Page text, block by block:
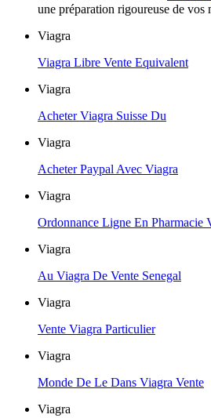
une préparation rigoureuse de vos
Viagra
Viagra Libre Vente Equivalent
Viagra
Acheter Viagra Suisse Du
Viagra
Acheter Paypal Avec Viagra
Viagra
Ordonnance Ligne En Pharmacie
Viagra
Au Viagra De Vente Senegal
Viagra
Vente Viagra Particulier
Viagra
Monde De Le Dans Viagra Vente
Viagra